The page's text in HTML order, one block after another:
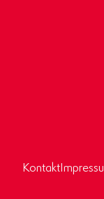
Kontakt